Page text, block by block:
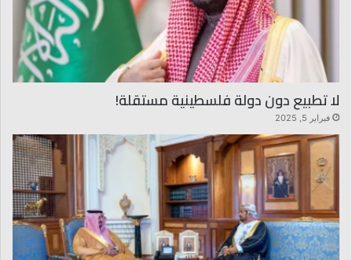
لا تطبيع دون دولة فلسطينية مستقلة!
فبراير 5, 2025